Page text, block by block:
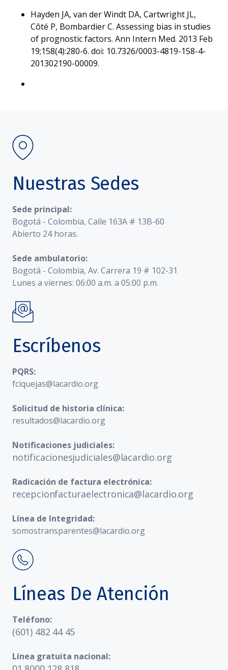
Hayden JA, van der Windt DA, Cartwright JL,
Côté P, Bombardier C. Assessing bias in studies
of prognostic factors. Ann Intern Med. 2013 Feb
19;158(4):280-6. doi: 10.7326/0003-4819-158-4-
201302190-00009.
Nuestras Sedes
Sede principal:
Bogotá - Colombia, Calle 163A # 13B-60
Abierto 24 horas.
Sede ambulatorio:
Bogotá - Colombia, Av. Carrera 19 # 102-31
Lunes a viernes: 06:00 a.m. a 05:00 p.m.
Escríbenos
PQRS:
fciquejas@lacardio.org
Solicitud de historia clínica:
resultados@lacardio.org
Notificaciones judiciales:
notificacionesjudiciales@lacardio.org
Radicación de factura electrónica:
recepcionfacturaelectronica@lacardio.org
Línea de Integridad:
somostransparentes@lacardio.org
Líneas De Atención
Teléfono:
(601) 482 44 45
Línea gratuita nacional: